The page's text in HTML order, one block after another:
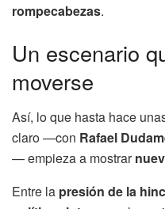
rompecabezas.
Un escenario
moverse
Así, lo que hasta hace
claro —con Rafael
— empieza a mostrar
Entre la presión de la